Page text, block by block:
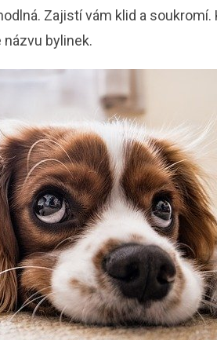
Zajistí vám klid a soukromí.
bylinek.